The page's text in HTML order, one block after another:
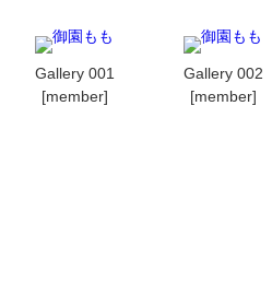
Gallery 001
[member]
Gallery 002
[member]